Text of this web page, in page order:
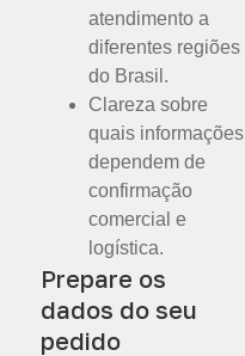
atendimento a
diferentes regiões
do Brasil.
Clareza sobre
quais informações
dependem de
confirmação
comercial e
logística.
Prepare os
dados do seu
pedido